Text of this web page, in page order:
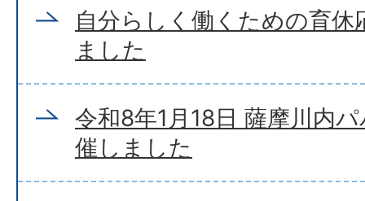
自分らしく働くための育休
ました
令和8年1月18日 薩摩川内
催しました